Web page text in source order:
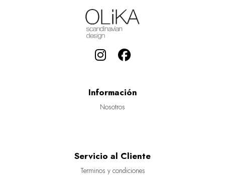
Información
Nosotros
Servicio al Cliente
Terminos y condiciones